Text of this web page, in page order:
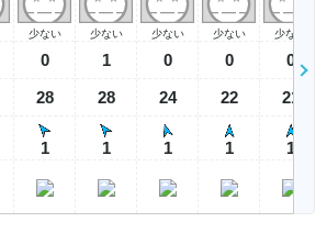
少ない
0
28
1
少ない
1
28
1
少ない
0
24
1
少ない
0
22
1
少ない
0
21
1